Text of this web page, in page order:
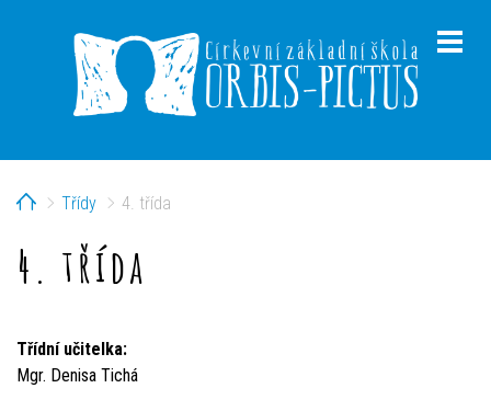
HomeTřídy 4. třída
4. třída
Třídní učitelka:
Mgr. Denisa Tichá